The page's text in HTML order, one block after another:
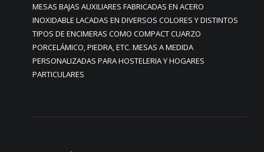
MESAS BAJAS AUXILIARES FABRICADAS EN ACERO
INOXIDABLE LACADAS EN DIVERSOS COLORES Y DISTINTOS
TIPOS DE ENCIMERAS COMO COMPACT CUARZO
PORCELÁMICO, PIEDRA, ETC. MESAS A MEDIDA
PERSONALIZADAS PARA HOSTELERIA Y HOGARES
PARTICULARES